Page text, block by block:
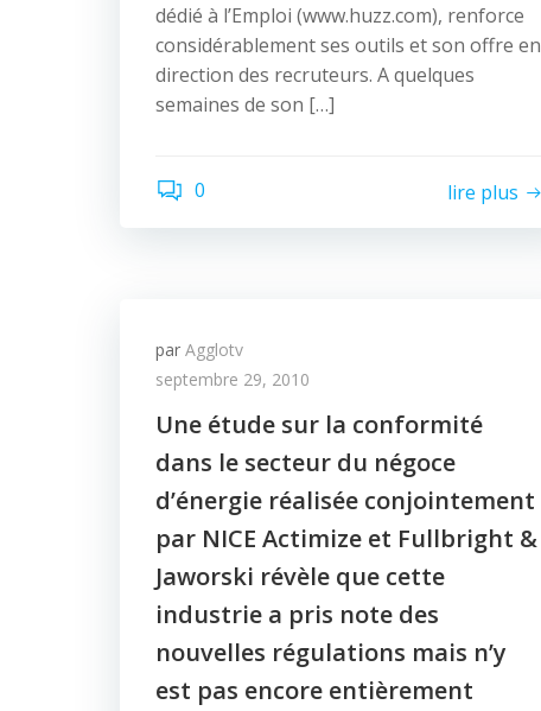
dédié à l’Emploi (www.huzz.com), renforce
considérablement ses outils et son offre en
direction des recruteurs. A quelques
semaines de son […]
0 lire plus
par Agglotv
septembre 29, 2010
Une étude sur la conformité
dans le secteur du négoce
d’énergie réalisée conjointement
par NICE Actimize et Fullbright &
Jaworski révèle que cette
industrie a pris note des
nouvelles régulations mais n’y
est pas encore entièrement